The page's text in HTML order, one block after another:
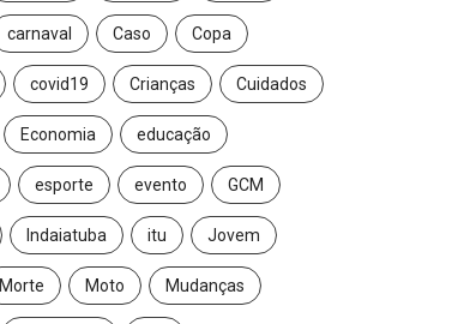
carnaval Caso Copa
covid19 Crianças Cuidados
Economia educação
esporte evento GCM
Indaiatuba itu Jovem
Morte Moto Mudanças